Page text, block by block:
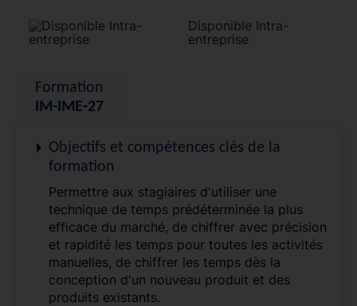
Disponible Intra-
entreprise
Formation
IM-IME-27
Objectifs et compétences clés de la
formation
Permettre aux stagiaires d'utiliser une
technique de temps prédéterminée la plus
efficace du marché, de chiffrer avec précision
et rapidité les temps pour toutes les activités
manuelles, de chiffrer les temps dès la
conception d'un nouveau produit et des
produits existants.